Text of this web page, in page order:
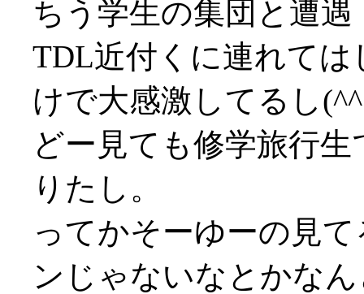
ちう学生の集団と遭遇
TDL近付くに連れて
けで大感激してるし
どー見ても修学旅行
りたし。
ってかそーゆーの見
ンじゃないなとかな